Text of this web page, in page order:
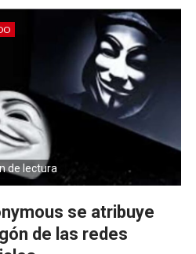
de lectura
se atribuye
de las redes